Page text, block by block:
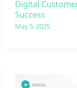
Digital
Success
May 5, 2025